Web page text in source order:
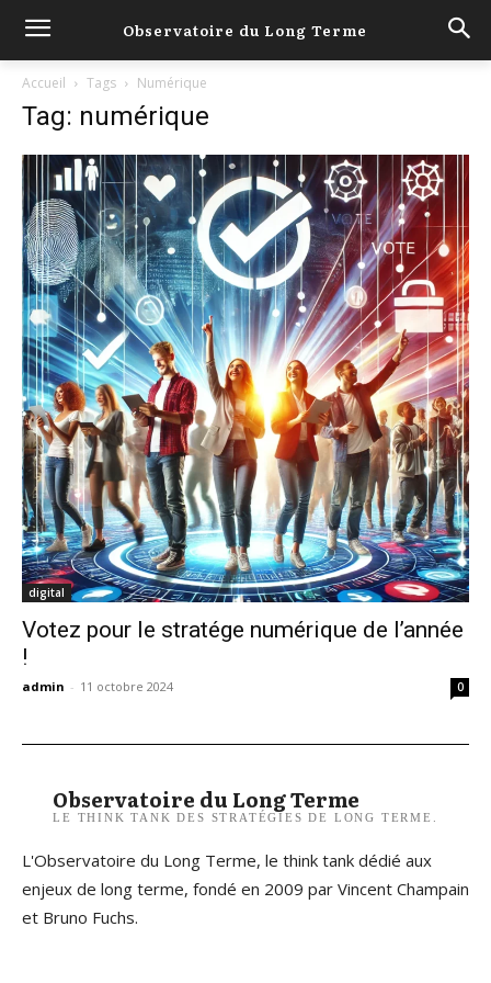
Observatoire du Long Terme
Accueil Tags Numérique
Tag: numérique
digital
Votez pour le stratége numérique de l’année
!
admin - 11 octobre 2024 0
Observatoire du Long Terme
LE THINK TANK DES STRATÉGIES DE LONG TERME.
L'Observatoire du Long Terme, le think tank dédié aux
enjeux de long terme, fondé en 2009 par Vincent Champain
et Bruno Fuchs.